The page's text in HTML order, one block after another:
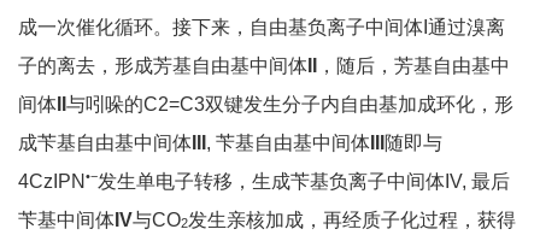
成一次催化循环。接下来，自由基负离子中间体I通过溴离
子的离去，形成芳基自由基中间体
，随后，芳基自由基中
间体 与吲哚的C2=C3双键发生分子内自由基加成环化，形
成苄基自由基中间体
, 苄基自由基中间体
随即与
4CzIPN •−发生单电子转移，生成苄基负离子中间体IV, 最后
苄基中间体 IV与CO2发生亲核加成，再经质子化过程，获得